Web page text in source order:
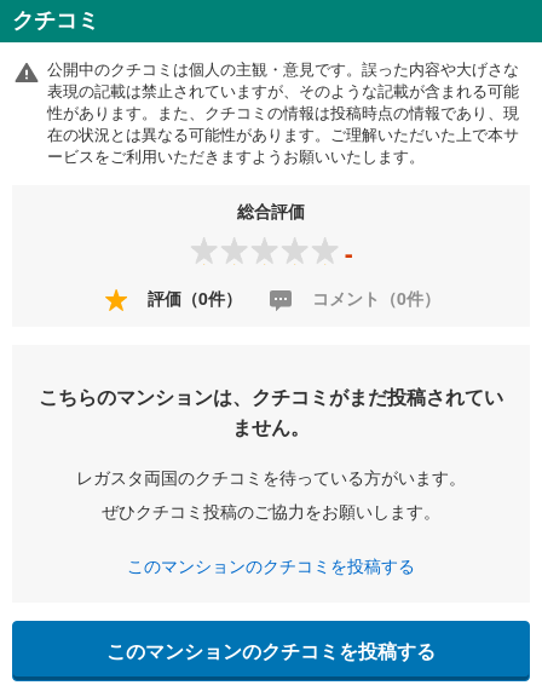
クチコミ
公開中のクチコミは個人の主観・意見です。誤った内容や大げさな
表現の記載は禁止されていますが、そのような記載が含まれる可能
性があります。また、クチコミの情報は投稿時点の情報であり、現
在の状況とは異なる可能性があります。ご理解いただいた上で本サ
ービスをご利用いただきますようお願いいたします。
総合評価
-
評価（0件） コメント（0件）
こちらのマンションは、クチコミがまだ投稿されてい
ません。
レガスタ両国のクチコミを待っている方がいます。
ぜひクチコミ投稿のご協力をお願いします。
このマンションのクチコミを投稿する
このマンションのクチコミを投稿する